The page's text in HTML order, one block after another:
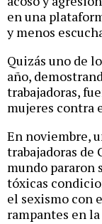
en una
y menos
Quizás uno de
año,
trabajadoras,
mujeres contra
En noviembre,
trabajadoras de
mundo pararon
tóxicas
el sexismo con
rampantes en